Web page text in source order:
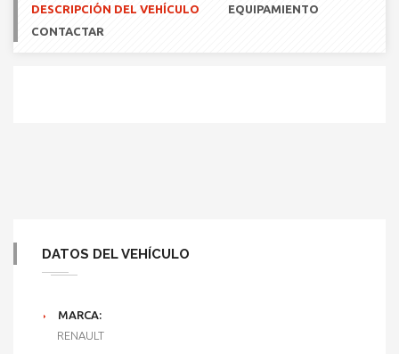
DESCRIPCIÓN DEL VEHÍCULO
EQUIPAMIENTO
CONTACTAR
DATOS DEL VEHÍCULO
MARCA:
RENAULT